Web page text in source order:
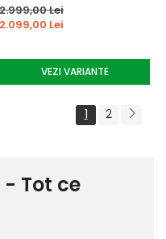
2.999,00 Lei
2.099,00 Lei
VEZI VARIANTE
1 2
Tot ce